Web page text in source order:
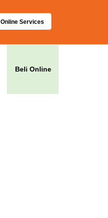
Online Services
Beli Online